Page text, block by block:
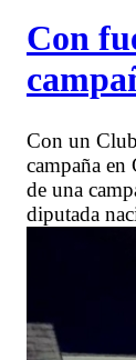
Con
Con un
campaña
de una
diputada